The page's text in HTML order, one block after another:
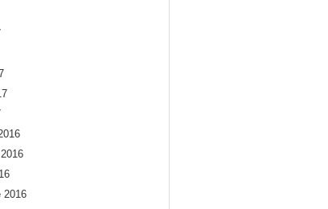
2016